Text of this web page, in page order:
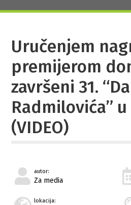
Uručenjem
premijerom
završeni 31.
Radmilovića”
(VIDEO)
autor:
Za media
lokacija: